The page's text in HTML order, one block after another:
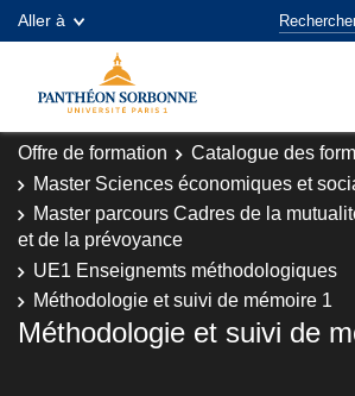
Aller à
Offre de formation Catalogue des
Master Sciences économiques et
Master parcours Cadres de la
et de la prévoyance
UE1 Enseignemts méthodologiques
Méthodologie et suivi de mémoire 1
Méthodologie et suivi de